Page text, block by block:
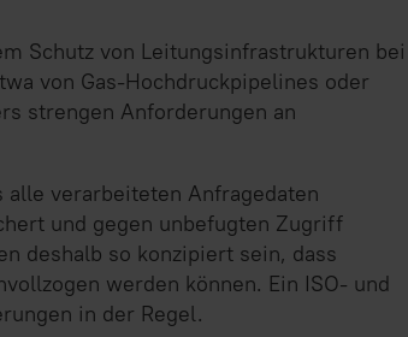
Schutz von Leitungsinfrastrukturen bei
von Gas-Hochdruckpipelines oder
strengen Anforderungen an
alle verarbeiteten Anfragedaten
und gegen unbefugten Zugriff
deshalb so konzipiert sein, dass
werden können. Ein ISO- und
in der Regel.